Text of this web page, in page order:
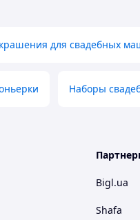
для свадебных
Наборы
Bigl.ua
Shafa